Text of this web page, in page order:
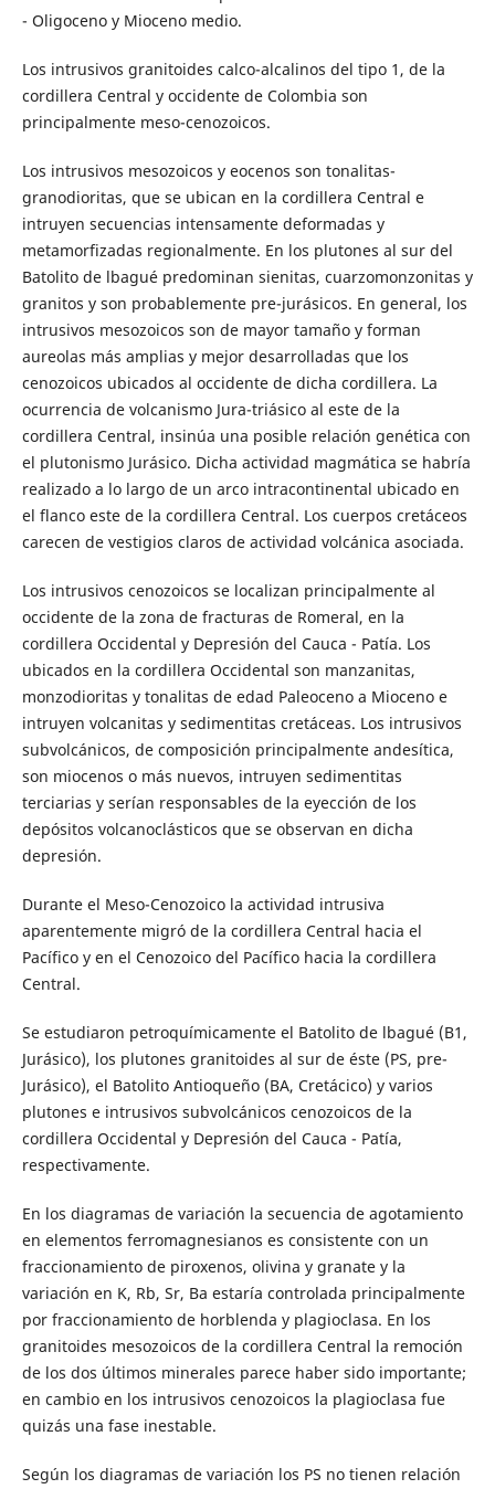
- Oligoceno y Mioceno medio.
Los intrusivos granitoides calco-alcalinos del tipo 1, de la
cordillera Central y occidente de Colombia son
principalmente meso-cenozoicos.
Los intrusivos mesozoicos y eocenos son tonalitas-
granodioritas, que se ubican en la cordillera Central e
intruyen secuencias intensamente deformadas y
metamorfizadas regionalmente. En los plutones al sur del
Batolito de lbagué predominan sienitas, cuarzomonzonitas y
granitos y son probablemente pre-jurásicos. En general, los
intrusivos mesozoicos son de mayor tamaño y forman
aureolas más amplias y mejor desarrolladas que los
cenozoicos ubicados al occidente de dicha cordillera. La
ocurrencia de volcanismo Jura-triásico al este de la
cordillera Central, insinúa una posible relación genética con
el plutonismo Jurásico. Dicha actividad magmática se habría
realizado a lo largo de un arco intracontinental ubicado en
el flanco este de la cordillera Central. Los cuerpos cretáceos
carecen de vestigios claros de actividad volcánica asociada.
Los intrusivos cenozoicos se localizan principalmente al
occidente de la zona de fracturas de Romeral, en la
cordillera Occidental y Depresión del Cauca - Patía. Los
ubicados en la cordillera Occidental son manzanitas,
monzodioritas y tonalitas de edad Paleoceno a Mioceno e
intruyen volcanitas y sedimentitas cretáceas. Los intrusivos
subvolcánicos, de composición principalmente andesítica,
son miocenos o más nuevos, intruyen sedimentitas
terciarias y serían responsables de la eyección de los
depósitos volcanoclásticos que se observan en dicha
depresión.
Durante el Meso-Cenozoico la actividad intrusiva
aparentemente migró de la cordillera Central hacia el
Pacífico y en el Cenozoico del Pacífico hacia la cordillera
Central.
Se estudiaron petroquímicamente el Batolito de lbagué (B1,
Jurásico), los plutones granitoides al sur de éste (PS, pre-
Jurásico), el Batolito Antioqueño (BA, Cretácico) y varios
plutones e intrusivos subvolcánicos cenozoicos de la
cordillera Occidental y Depresión del Cauca - Patía,
respectivamente.
En los diagramas de variación la secuencia de agotamiento
en elementos ferromagnesianos es consistente con un
fraccionamiento de piroxenos, olivina y granate y la
variación en K, Rb, Sr, Ba estaría controlada principalmente
por fraccionamiento de horblenda y plagioclasa. En los
granitoides mesozoicos de la cordillera Central la remoción
de los dos últimos minerales parece haber sido importante;
en cambio en los intrusivos cenozoicos la plagioclasa fue
quizás una fase inestable.
Según los diagramas de variación los PS no tienen relación